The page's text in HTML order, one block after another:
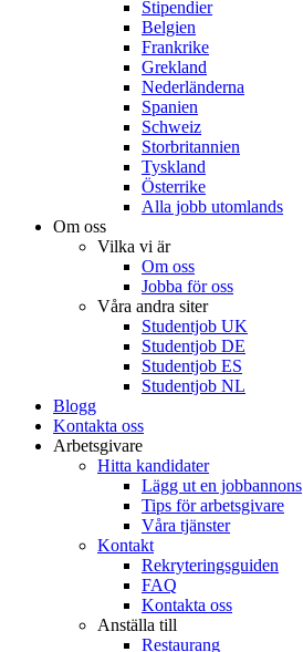
Stipendier
Belgien
Frankrike
Grekland
Nederländerna
Spanien
Schweiz
Storbritannien
Tyskland
Österrike
Alla jobb utomlands
Om oss
Vilka vi är
Om oss
Jobba för oss
Våra andra siter
Studentjob UK
Studentjob DE
Studentjob ES
Studentjob NL
Blogg
Kontakta oss
Arbetsgivare
Hitta kandidater
Lägg ut en jobbannons
Tips för arbetsgivare
Våra tjänster
Kontakt
Rekryteringsguiden
FAQ
Kontakta oss
Anställa till
Restaurang